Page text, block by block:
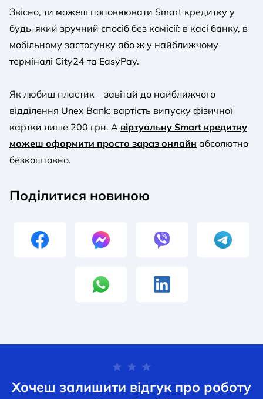
Звісно, ти можеш поповнювати Smart кредитку у
будь-який зручний спосіб без комісії: в касі банку, в
мобільному застосунку або ж у найближчому
терміналі City24 та EasyPay.
Як любиш пластик – завітай до найближчого
відділення Unex Bank: вартість випуску фізичної
картки лише 200 грн. А віртуальну Smart кредитку
можеш оформити просто зараз онлайн абсолютно
безкоштовно.
Поділитися новиною
Хочеш залишити відгук про роботу